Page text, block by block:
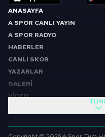
ANASAYFA
A SPOR CANLI YAYIN
A SPOR RADYO
HABERLER
CANLI SKOR
YAZARLAR
GALERİ
VİDEO
SABAH SPORU